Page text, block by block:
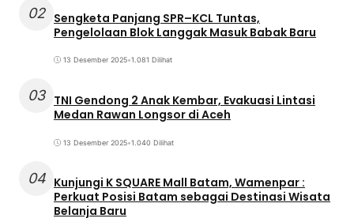
02 Sengketa Panjang SPR–KCL Tuntas,
Pengelolaan Blok Langgak Masuk Babak Baru
13 Desember 2025•1.081 Dilihat
03 TNI Gendong 2 Anak Kembar, Evakuasi Lintasi
Medan Rawan Longsor di Aceh
13 Desember 2025•1.040 Dilihat
04 Kunjungi K SQUARE Mall Batam, Wamenpar :
Perkuat Posisi Batam sebagai Destinasi Wisata
Belanja Baru